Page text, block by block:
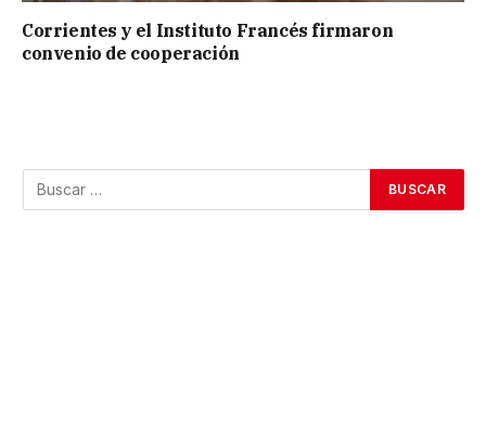
Corrientes y el Instituto Francés firmaron
convenio de cooperación